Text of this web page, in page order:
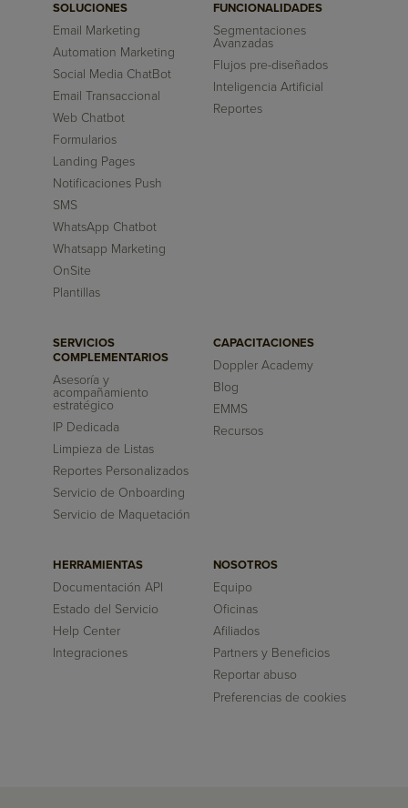
SOLUCIONES
Email Marketing
Automation Marketing
Social Media ChatBot
Email Transaccional
Web Chatbot
Formularios
Landing Pages
Notificaciones Push
SMS
WhatsApp Chatbot
Whatsapp Marketing
OnSite
Plantillas
FUNCIONALIDADES
Segmentaciones
Avanzadas
Flujos pre-diseñados
Inteligencia Artificial
Reportes
SERVICIOS
COMPLEMENTARIOS
Asesoría y
acompañamiento
estratégico
IP Dedicada
Limpieza de Listas
Reportes Personalizados
Servicio de Onboarding
Servicio de Maquetación
CAPACITACIONES
Doppler Academy
Blog
EMMS
Recursos
HERRAMIENTAS
Documentación API
Estado del Servicio
Help Center
Integraciones
NOSOTROS
Equipo
Oficinas
Afiliados
Partners y Beneficios
Reportar abuso
Preferencias de cookies